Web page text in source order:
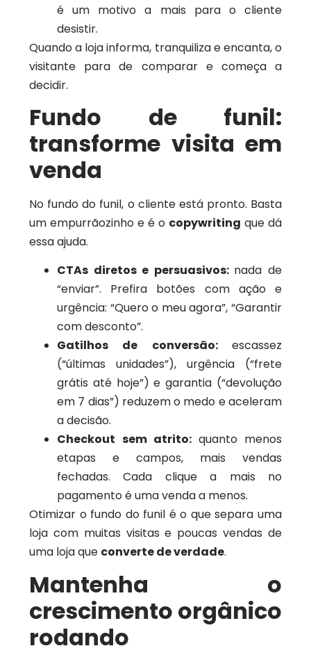
é um motivo a mais para o cliente
desistir.
Quando a loja informa, tranquiliza e encanta, o
visitante para de comparar e começa a
decidir.
Fundo de funil:
transforme visita em
venda
No fundo do funil, o cliente está pronto. Basta
um empurrãozinho e é o copywriting que dá
essa ajuda.
CTAs diretos e persuasivos: nada de
“enviar”. Prefira botões com ação e
urgência: “Quero o meu agora”, “Garantir
com desconto”.
Gatilhos de conversão: escassez
(“últimas unidades”), urgência (“frete
grátis até hoje”) e garantia (“devolução
em 7 dias”) reduzem o medo e aceleram
a decisão.
Checkout sem atrito: quanto menos
etapas e campos, mais vendas
fechadas. Cada clique a mais no
pagamento é uma venda a menos.
Otimizar o fundo do funil é o que separa uma
loja com muitas visitas e poucas vendas de
uma loja que converte de verdade.
Mantenha o
crescimento orgânico
rodando